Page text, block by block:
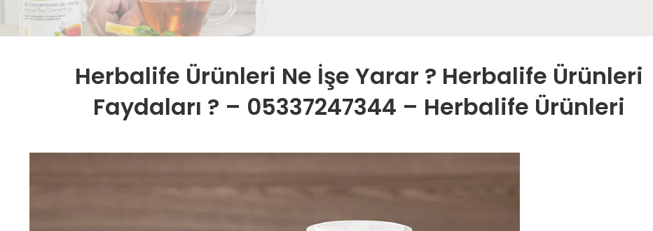
Herbalife Ürünleri Ne İşe Yarar ? Herbalife Ürünleri
Faydaları ? – 05337247344 – Herbalife Ürünleri